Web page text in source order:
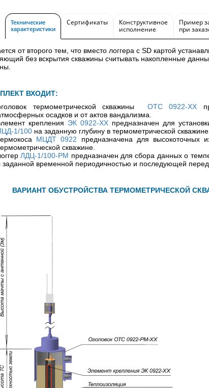
Технические
характеристики
Сертификаты
Конструктивное
исполнение
Пример
при
от второго тем, что вместо логгера с SD картой
без вскрытия скважины считывать накопленные
ВХОДИТ:
термометрической скважины ОТС 0922-ХХ
осадков и от актов вандализма.
крепления ЭК 0922-ХХпредназначен для
1/100 на заданную глубину в термометрической скважине.
МЦДТ 0922
предназначена для высокоточных
скважине.
ЛДЦ-1/100-РМ предназначен для сбора данных о
заданной временной периодичностью и последующей
ВАРИАНТ ОБУСТРОЙСТВА ТЕРМОМЕТРИЧЕСКОЙ